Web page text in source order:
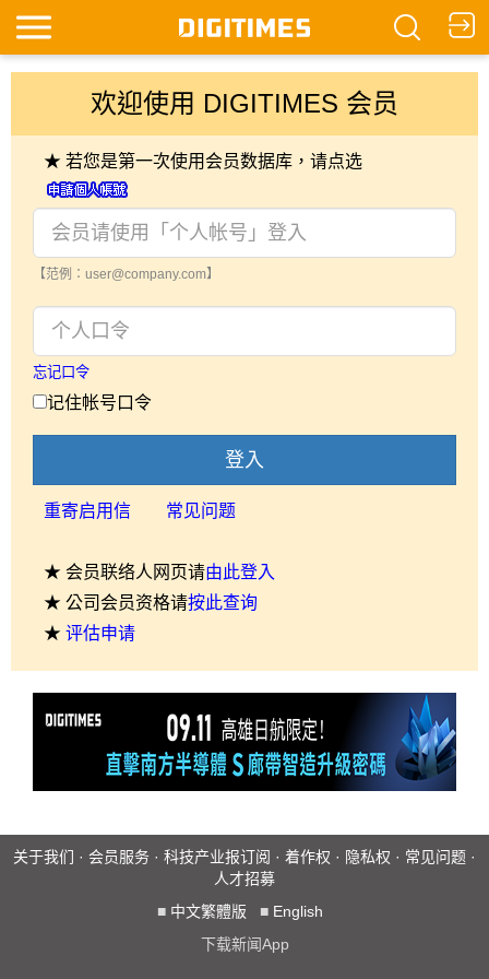
欢迎使用 DIGITIMES 会员
★ 若您是第一次使用会员数据库，请点选
【范例：user@company.com】
忘记口令
记住帐号口令
登入
重寄启用信 常见问题
★ 会员联络人网页请由此登入
★ 公司会员资格请按此查询
★ 评估申请
关于我们 · 会员服务 · 科技产业报订阅 · 着作权 · 隐私权 · 常见问题 ·
人才招募
■ 中文繁體版 ■ English
下载新闻App